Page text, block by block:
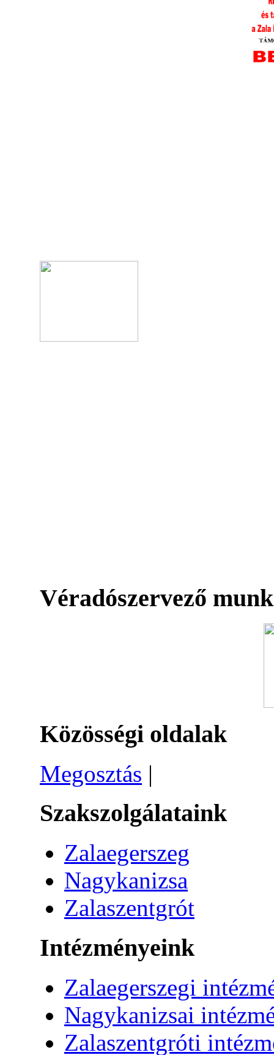
Véradószervező
Közösségi oldalak
Megosztás |
Szakszolgálataink
Zalaegerszeg
Nagykanizsa
Zalaszentgrót
Intézményeink
Zalaegerszegi
Nagykanizsai
Zalaszentgróti